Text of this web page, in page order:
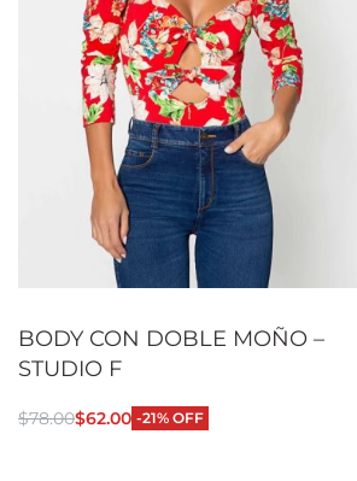
BODY CON DOBLE MOÑO –
STUDIO F
$78.00$62.00 -21% OFF